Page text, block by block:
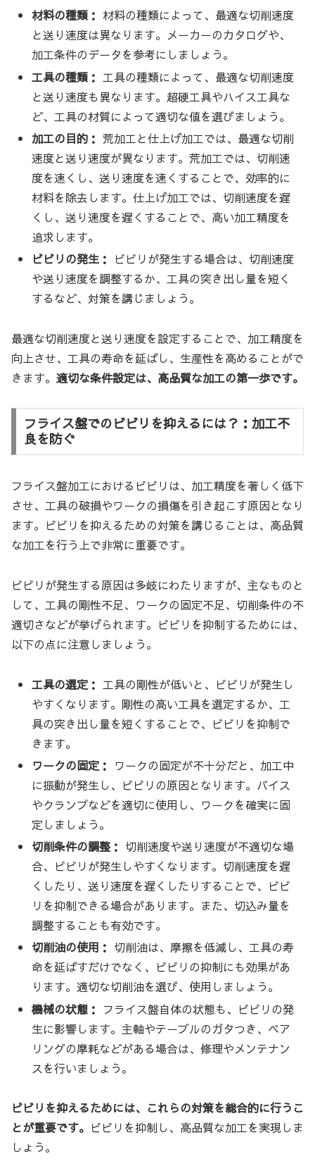
材料の種類： 材料の種類によって、最適な切削速度
と送り速度は異なります。メーカーのカタログや、
加工条件のデータを参考にしましょう。
工具の種類： 工具の種類によって、最適な切削速度
と送り速度も異なります。超硬工具やハイス工具な
ど、工具の材質によって適切な値を選びましょう。
加工の目的： 荒加工と仕上げ加工では、最適な切削
速度と送り速度が異なります。荒加工では、切削速
度を速くし、送り速度を速くすることで、効率的に
材料を除去します。仕上げ加工では、切削速度を遅
くし、送り速度を遅くすることで、高い加工精度を
追求します。
ビビリの発生：
ビビリが発生する場合は、切削速度
や送り速度を調整するか、工具の突き出し量を短く
するなど、対策を講じましょう。
最適な切削速度と送り速度を設定することで、加工精度を
向上させ、工具の寿命を延ばし、生産性を高めることがで
きます。 適切な条件設定は、高品質な加工の第一歩です。
フライス盤でのビビリを抑えるには？：加工不
良を防ぐ
フライス盤加工におけるビビリは、加工精度を著しく低下
させ、工具の破損やワークの損傷を引き起こす原因となり
ます。ビビリを抑えるための対策を講じることは、高品質
な加工を行う上で非常に重要です。
ビビリが発生する原因は多岐にわたりますが、主なものと
して、工具の剛性不足、ワークの固定不足、切削条件の不
適切さなどが挙げられます。ビビリを抑制するためには、
以下の点に注意しましょう。
工具の選定： 工具の剛性が低いと、ビビリが発生し
やすくなります。剛性の高い工具を選定するか、工
具の突き出し量を短くすることで、ビビリを抑制で
きます。
ワークの固定： ワークの固定が不十分だと、加工中
に振動が発生し、ビビリの原因となります。バイス
やクランプなどを適切に使用し、ワークを確実に固
定しましょう。
切削条件の調整： 切削速度や送り速度が不適切な場
合、ビビリが発生しやすくなります。切削速度を遅
くしたり、送り速度を遅くしたりすることで、ビビ
リを抑制できる場合があります。また、切込み量を
調整することも有効です。
切削油の使用： 切削油は、摩擦を低減し、工具の寿
命を延ばすだけでなく、ビビリの抑制にも効果があ
ります。適切な切削油を選び、使用しましょう。
機械の状態： フライス盤自体の状態も、ビビリの発
生に影響します。主軸やテーブルのガタつき、ベア
リングの摩耗などがある場合は、修理やメンテナン
スを行いましょう。
ビビリを抑えるためには、これらの対策を総合的に行うこ
とが重要です。 ビビリを抑制し、高品質な加工を実現しま
しょう。